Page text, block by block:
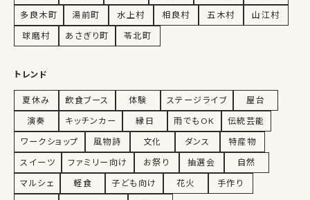
多良木町
湯前町 水上村 相良村 五木村
山江村
球磨村
あさぎり町 苓北町
トレンド
夏休み 飲食ブース 体験 ステージライブ
屋台
演奏
キッチンカー 縁日 雨でもOK
伝統芸能
ワークショップ
風物詩 文化 ダンス
特産物
スイーツ
ファミリー向け お祭り 抽選会
自然
マルシェ
軽食 子ども向け 花火
手作り